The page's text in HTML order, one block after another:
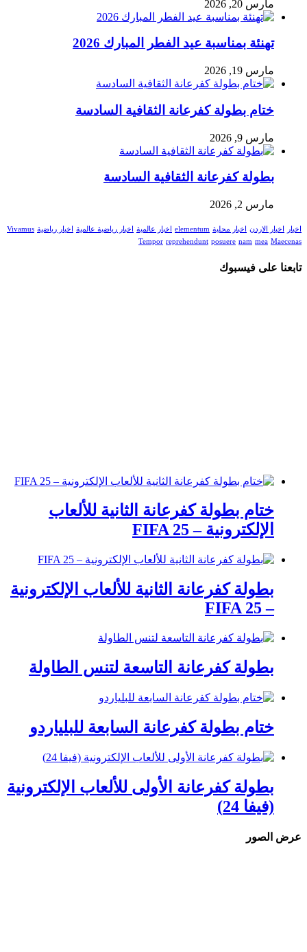
مارس 20, 2026
تهنئة بمناسبة عيد الفطر المبارك 2026
مارس 19, 2026
ختام بطولة كفرعانة الثقافية السادسة
مارس 9, 2026
بطولة كفرعانة الثقافية السادسة
مارس 2, 2026
اخبار اخبار الاردن اخبار محلية elementum اخبار عالمية اخبار رياضية عالمية اخبار رياضية Vivamus
Tempor reprehendunt posuere nam mea Maecenas
تابعنا على فيسبوك
ختام بطولة كفرعانة الثانية للألعاب
الإلكترونية – FIFA 25
بطولة كفرعانة الثانية للألعاب الإلكترونية
– FIFA 25
بطولة كفرعانة التاسعة لتنس الطاولة
ختام بطولة كفرعانة السابعة للبلياردو
بطولة كفرعانة الأولى للألعاب الإلكترونية
(فيفا 24)
عرض الصور